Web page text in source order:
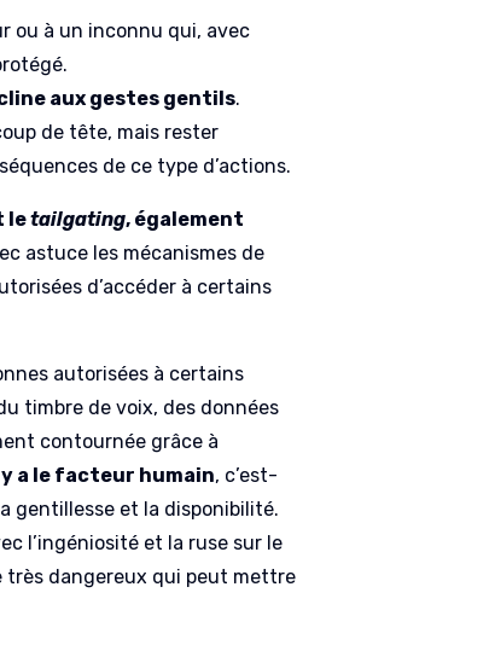
ou à un inconnu qui, avec
aux gestes gentils.
de tête, mais rester
de ce type d’actions.
letailgating, également
astuce les mécanismes de
d’accéder à certains
autorisées à certains
timbre de voix, des données
contournée grâce à
y a le facteur humain, c’est-
gentillesse et la disponibilité.
l’ingéniosité et la ruse sur le
très dangereux qui peut mettre